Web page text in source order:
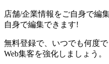
店舗/企業情報をご自身で編
自身で編集できます!
無料登録で、いつでも何度
Web集客を強化しましょう。